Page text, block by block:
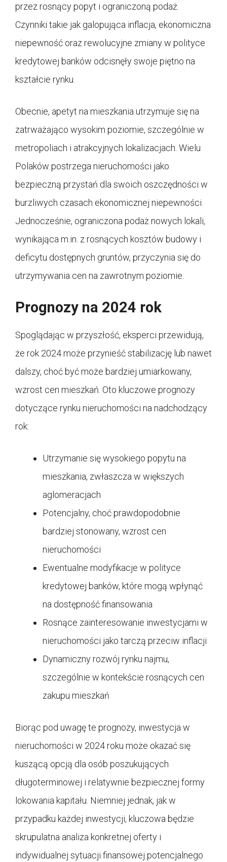
przez rosnący popyt i ograniczoną podaż.
Czynniki takie jak galopująca inflacja, ekonomiczna
niepewność oraz rewolucyjne zmiany w polityce
kredytowej banków odcisnęły swoje piętno na
kształcie rynku.
Obecnie, apetyt na mieszkania utrzymuje się na
zatrważająco wysokim poziomie, szczególnie w
metropoliach i atrakcyjnych lokalizacjach. Wielu
Polaków postrzega nieruchomości jako
bezpieczną przystań dla swoich oszczędności w
burzliwych czasach ekonomicznej niepewności.
Jednocześnie, ograniczona podaż nowych lokali,
wynikająca m.in. z rosnących kosztów budowy i
deficytu dostępnych gruntów, przyczynia się do
utrzymywania cen na zawrotnym poziomie.
Prognozy na 2024 rok
Spoglądając w przyszłość, eksperci przewidują,
że rok 2024 może przynieść stabilizację lub nawet
dalszy, choć być może bardziej umiarkowany,
wzrost cen mieszkań. Oto kluczowe prognozy
dotyczące rynku nieruchomości na nadchodzący
rok:
Utrzymanie się wysokiego popytu na
mieszkania, zwłaszcza w większych
aglomeracjach
Potencjalny, choć prawdopodobnie
bardziej stonowany, wzrost cen
nieruchomości
Ewentualne modyfikacje w polityce
kredytowej banków, które mogą wpłynąć
na dostępność finansowania
Rosnące zainteresowanie inwestycjami w
nieruchomości jako tarczą przeciw inflacji
Dynamiczny rozwój rynku najmu,
szczególnie w kontekście rosnących cen
zakupu mieszkań
Biorąc pod uwagę te prognozy, inwestycja w
nieruchomości w 2024 roku może okazać się
kuszącą opcją dla osób poszukujących
długoterminowej i relatywnie bezpiecznej formy
lokowania kapitału. Niemniej jednak, jak w
przypadku każdej inwestycji, kluczowa będzie
skrupulatna analiza konkretnej oferty i
indywidualnej sytuacji finansowej potencjalnego